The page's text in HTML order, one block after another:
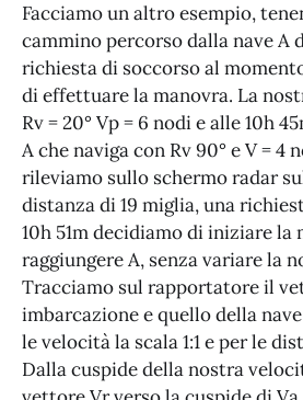
Facciamo un altro esempio,
cammino percorso dalla nave A
richiesta di soccorso al
di effettuare la manovra. La
Rv = 20° Vp = 6 nodi e alle 10h
A che naviga con Rv 90° e V = 4
rileviamo sullo schermo radar
distanza di 19 miglia, una
10h 51m decidiamo di iniziare la
raggiungere A, senza variare la
Tracciamo sul rapportatore il
imbarcazione e quello della
le velocità la scala 1:1 e per le
Dalla cuspide della nostra